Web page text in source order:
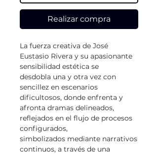
Realizar compra
La fuerza creativa de José
Eustasio Rivera y su apasionante
sensibilidad estética se
desdobla una y otra vez con
sencillez en escenarios
dificultosos, donde enfrenta y
afronta dramas delineados,
reflejados en el flujo de procesos
configurados,
simbolizados mediante narrativos
continuos, a través de una